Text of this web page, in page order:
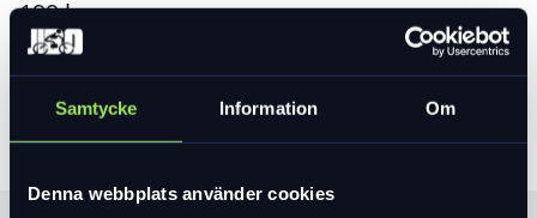
Samtycke Information Om
Denna webbplats använder cookies
199 kr